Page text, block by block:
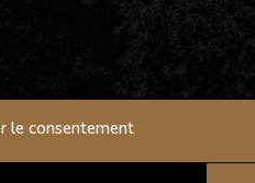
le consentement